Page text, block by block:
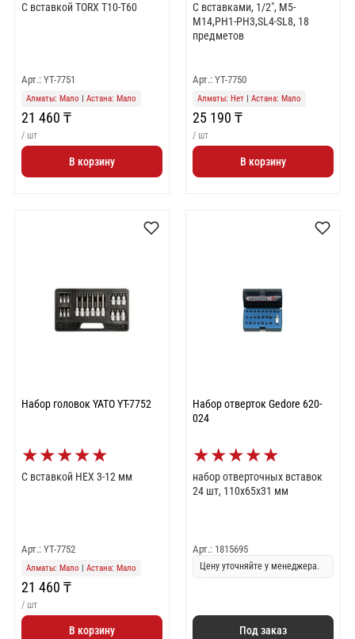
С вставкой TORX T10-T60
Арт.: YT-7751
Алматы: Мало Астана: Мало
21 460 ₸
/ шт
В корзину
С вставками, 1/2″, М5-
М14,PH1-PH3,SL4-SL8, 18
предметов
Арт.: YT-7750
Алматы: Нет| Астана: Мало
25 190 ₸
/ шт
В корзину
Набор головок YATO YT-7752
★★★★★
С вставкой HEX 3-12 мм
Арт.: YT-7752
Алматы: Мало | Астана: Мало
21 460 ₸
/ шт
В корзину
Набор отверток Gedore 620-
024
★★★★★
набор отверточных вставок
24 шт, 110х65х31 мм
Арт.: 1815695
Цену уточняйте у менеджера.
Под заказ